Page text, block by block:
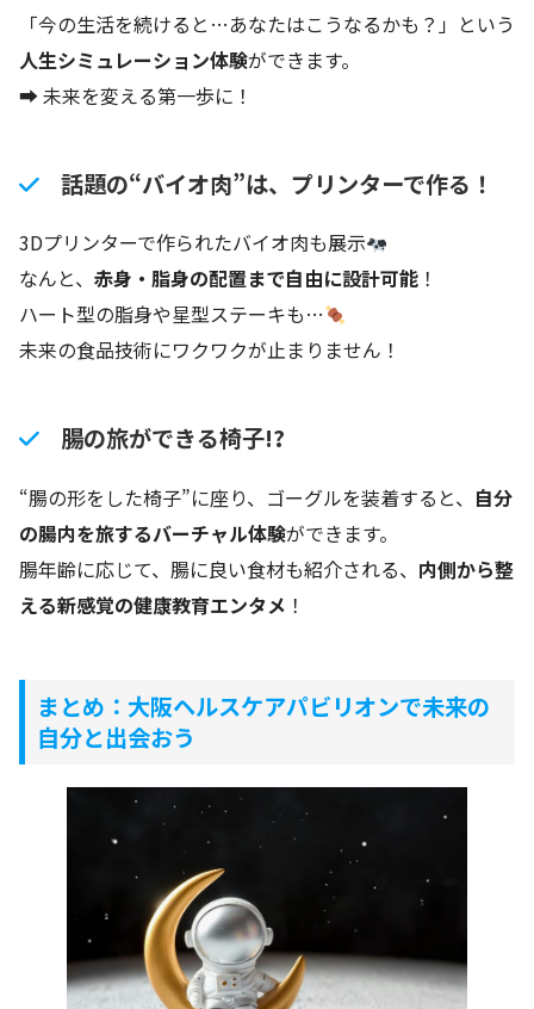
「今の生活を続けると…あなたはこうなるかも？」という
人生シミュレーション体験ができます。
➡ 未来を変える第一歩に！
話題の“バイオ肉”は、プリンターで作る！
3Dプリンターで作られたバイオ肉も展示
なんと、 赤身・脂身の配置まで自由に設計可能 ！
ハート型の脂身や星型ステーキも…
未来の食品技術にワクワクが止まりません！
腸の旅ができる椅子!?
“腸の形をした椅子”に座り、ゴーグルを装着すると、 自分
の腸内を旅するバーチャル体験ができます。
腸年齢に応じて、腸に良い食材も紹介される、 内側から整
える新感覚の健康教育エンタメ ！
まとめ：大阪ヘルスケアパビリオンで未来の
自分と出会おう